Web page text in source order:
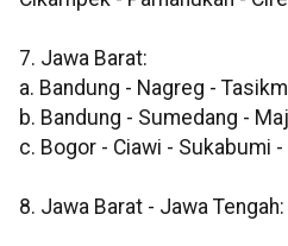
7. Jawa Barat:
a. Bandung - Nagreg -
b. Bandung - Sumedang -
c. Bogor - Ciawi - Sukabumi -
8. Jawa Barat - Jawa